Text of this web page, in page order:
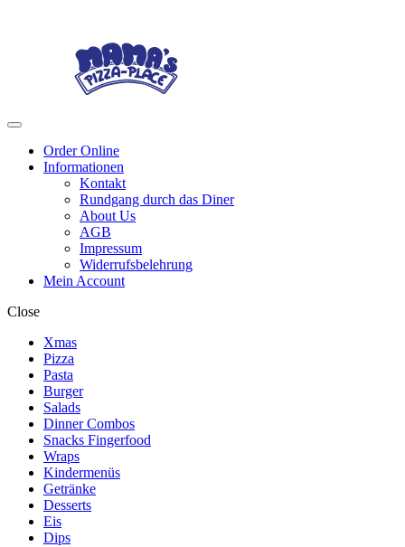
Menu
Order Online
Informationen
Kontakt
Rundgang durch das Diner
About Us
AGB
Impressum
Widerrufsbelehrung
Mein Account
Close
Xmas
Pizza
Pasta
Burger
Salads
Dinner Combos
Snacks Fingerfood
Wraps
Kindermenüs
Getränke
Desserts
Eis
Dips